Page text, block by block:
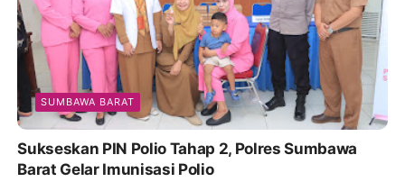
SUMBAWA BARAT
Sukseskan PIN Polio Tahap 2, Polres Sumbawa
Barat Gelar Imunisasi Polio